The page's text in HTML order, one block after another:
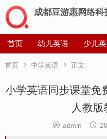
成都豆游惠网络科
首页 幼儿英语 少儿
首页  中学英语  正文
小学英语同步课堂免
人教版
 admin 